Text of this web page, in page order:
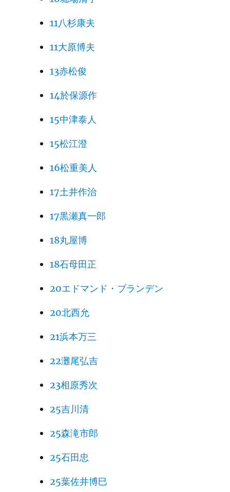
11八杉康夫
11大原博夫
13赤松俊
14於保源作
15中津泰人
15松江澄
16松重美人
17土井作治
17黒瀬真一郎
18丸屋博
18石母田正
20エドマンド・ブランデン
20北西允
21浜本万三
22灘尾弘吉
23相原秀次
25吉川清
25森滝市郎
25石田忠
25葉佐井博巳